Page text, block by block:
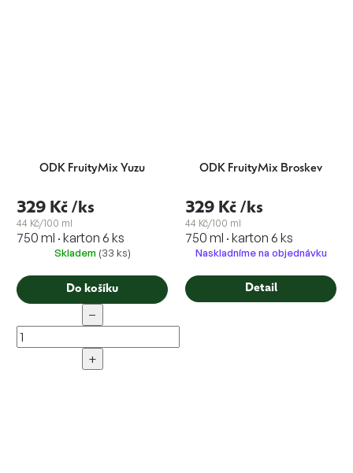
ODK FruityMix Yuzu
329 Kč /ks
44 Kč/100 ml
750 ml · karton 6 ks
Skladem (33 ks)
Do košíku
−
+
ODK FruityMix Broskev
329 Kč /ks
44 Kč/100 ml
750 ml · karton 6 ks
Naskladníme na objednávku
Detail